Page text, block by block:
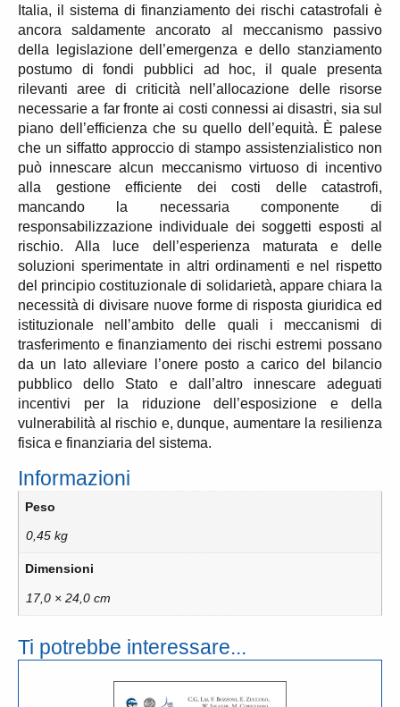
Italia, il sistema di finanziamento dei rischi catastrofali è
ancora saldamente ancorato al meccanismo passivo
della legislazione dell’emergenza e dello stanziamento
postumo di fondi pubblici ad hoc, il quale presenta
rilevanti aree di criticità nell’allocazione delle risorse
necessarie a far fronte ai costi connessi ai disastri, sia sul
piano dell’efficienza che su quello dell’equità. È palese
che un siffatto approccio di stampo assistenzialistico non
può innescare alcun meccanismo virtuoso di incentivo
alla gestione efficiente dei costi delle catastrofi,
mancando la necessaria componente di
responsabilizzazione individuale dei soggetti esposti al
rischio. Alla luce dell’esperienza maturata e delle
soluzioni sperimentate in altri ordinamenti e nel rispetto
del principio costituzionale di solidarietà, appare chiara la
necessità di divisare nuove forme di risposta giuridica ed
istituzionale nell’ambito delle quali i meccanismi di
trasferimento e finanziamento dei rischi estremi possano
da un lato alleviare l’onere posto a carico del bilancio
pubblico dello Stato e dall’altro innescare adeguati
incentivi per la riduzione dell’esposizione e della
vulnerabilità al rischio e, dunque, aumentare la resilienza
fisica e finanziaria del sistema.
Informazioni
Peso
0,45 kg
Dimensioni
17,0 × 24,0 cm
Ti potrebbe interessare...